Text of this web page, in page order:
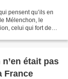
pensent qu’ils en
Mélenchon, le
celui qui fort de
était pas
France